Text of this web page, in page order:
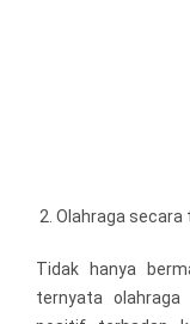
Olahraga secara
Tidak hanya
ternyata